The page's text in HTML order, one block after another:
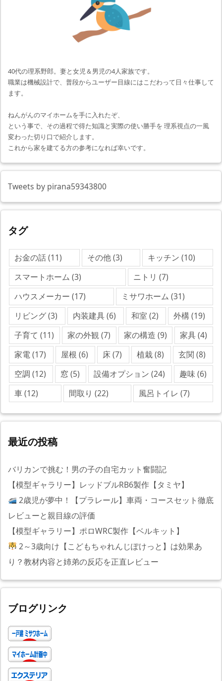
40代の理系野郎。妻と女児＆男児の4人家族です。
職業は機械設計で、普段からユーザー目線にはこだわって日々仕事して
ます。
ねんがんのマイホームを手に入れたぞ、
という事で、その過程で得た知識と実際の使い勝手を 理系視点の一風
変わった切り口で紹介します。
これから家を建てる方の参考になれば幸いです。
Tweets by pirana59343800
タグ
お金の話(11) その他(3) キッチン (10)
スマートホーム (3) ニトリ (7)
ハウスメーカー (17) ミサワホーム (31)
リビング(3) 内装建具(6) 和室 (2) 外構(19)
子育て (11) 家の外観(7) 家の構造 (9) 家具(4)
家電(17) 屋根 (6) 床(7) 植栽(8) 玄関 (8)
空調 (12) 窓 (5) 設備オプション (24) 趣味 (6)
車(12) 間取り (22) 風呂トイレ (7)
最近の投稿
バリカンで挑む！男の子の自宅カット奮闘記
【模型ギャラリー】レッドブルRB6製作【タミヤ】
2歳児が夢中！【プラレール】車両・コースセット徹底
レビューと親目線の評価
【模型ギャラリー】ポロWRC製作【ベルキット】
2～3歳向け【こどもちゃれんじぽけっと】は効果あ
り？教材内容と姉弟の反応を正直レビュー
ブログリンク